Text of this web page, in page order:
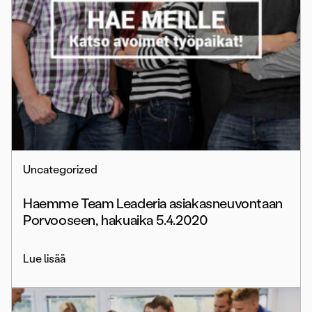
Uncategorized
Haemme Team Leaderia asiakasneuvontaan
Porvooseen, hakuaika 5.4.2020
Lue lisää